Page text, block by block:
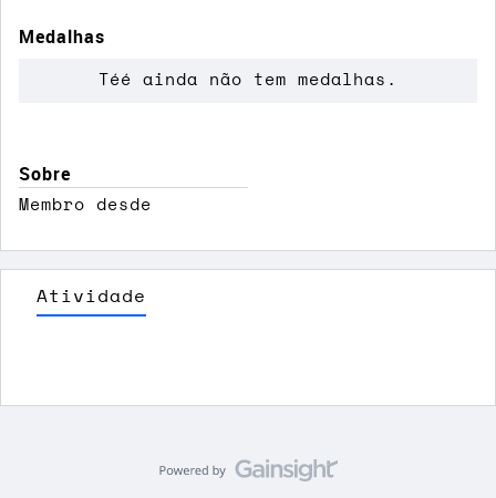
Medalhas
Téé ainda não tem medalhas.
Sobre
Membro desde
Atividade